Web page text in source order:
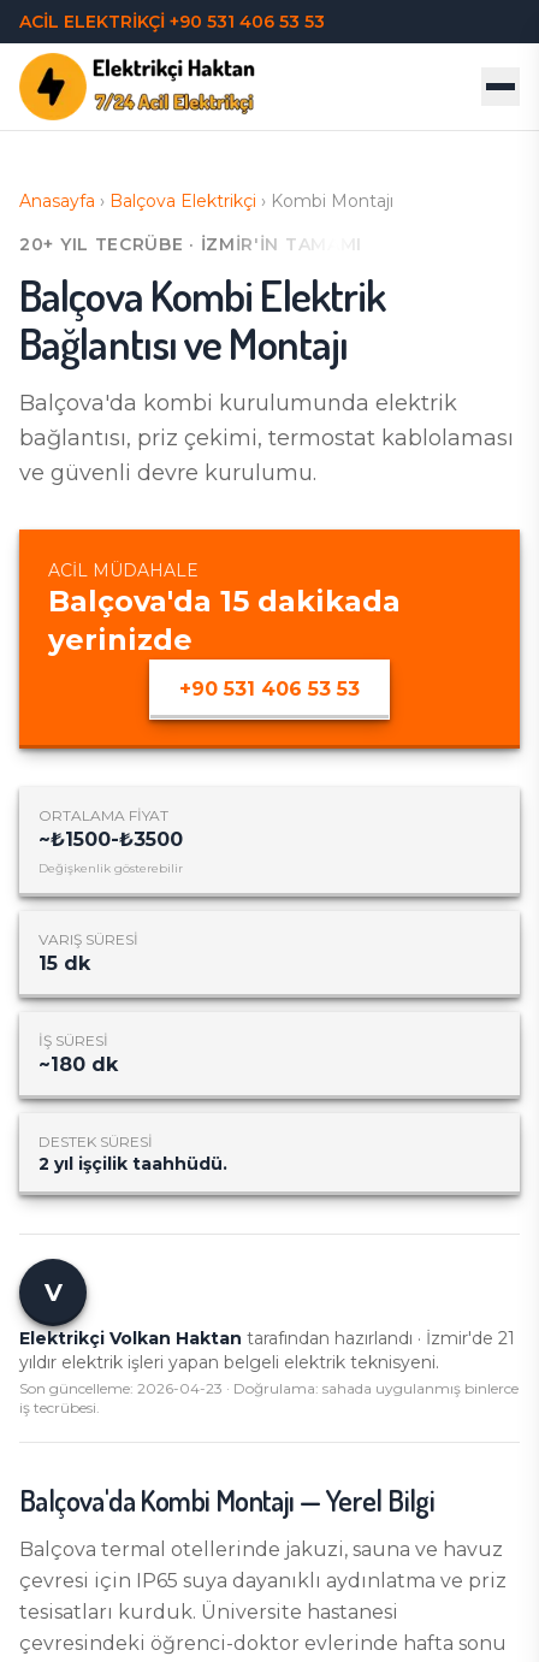
ACİL ELEKTRİKÇİ +90 531 406 53 53
Anasayfa › Balçova Elektrikçi › Kombi Montajı
20+ YIL TECRÜBE · İZMIR'IN TAMAMI
BalçovaKombi Elektrik
Bağlantısı ve Montajı
Balçova'da kombi kurulumunda elektrik
bağlantısı, priz çekimi, termostat kablolaması
ve güvenli devre kurulumu.
ACIL MÜDAHALE
Balçova'da 15 dakikada
yerinizde
+90 531 406 53 53
ORTALAMA FIYAT
~₺1500-₺3500
Değişkenlik gösterebilir
VARIŞ SÜRESI
15 dk
İŞ SÜRESI
~180 dk
DESTEK SÜRESI
2 yıl işçilik taahhüdü.
V
Elektrikçi Volkan Haktan tarafından hazırlandı · İzmir'de 21
yıldır elektrik işleri yapan belgeli elektrik teknisyeni.
Son güncelleme: 2026-04-23 · Doğrulama: sahada uygulanmış binlerce
iş tecrübesi.
Balçova'daKombi Montajı— Yerel Bilgi
Balçova termal otellerinde jakuzi, sauna ve havuz
çevresi için IP65 suya dayanıklı aydınlatma ve priz
tesisatları kurduk. Üniversite hastanesi
çevresindeki öğrenci-doktor evlerinde hafta sonu